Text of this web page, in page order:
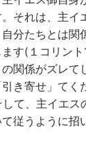
それは、主イ
分たちとは関
す(１コリント
関係がズレて
き寄せ」てく
て、主イエス
従うように